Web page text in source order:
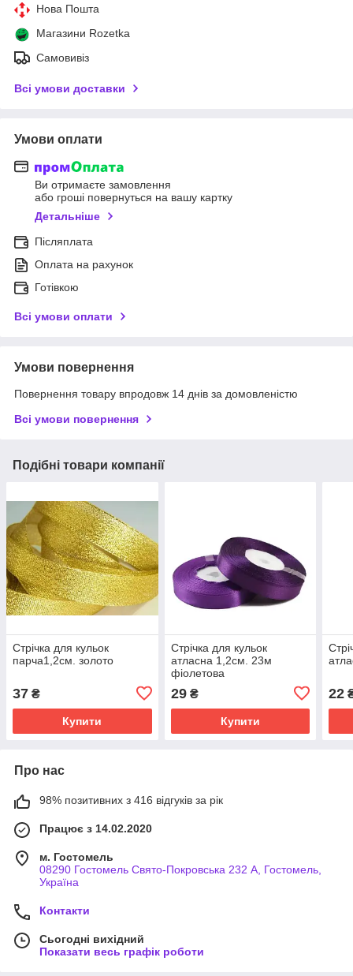
Нова Пошта
Магазини Rozetka
Самовивіз
Всі умови доставки
Умови оплати
Ви отримаєте замовлення
або гроші повернуться на вашу картку
Детальніше
Післяплата
Оплата на рахунок
Готівкою
Всі умови оплати
Умови повернення
Повернення товару впродовж 14 днів за домовленістю
Всі умови повернення
Подібні товари компанії
Стрічка для кульок
парча1,2см. золото
37 ₴
Купити
Стрічка для кульок
атласна 1,2см. 23м
фіолетова
29₴
Купити
22
Про нас
98% позитивних з 416 відгуків за рік
Працює з 14.02.2020
м. Гостомель
08290 Гостомель Свято-Покровська 232 А, Гостомель,
Україна
Контакти
Сьогодні вихідний
Показати весь графік роботи